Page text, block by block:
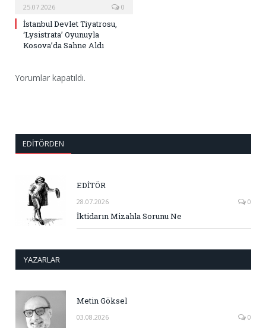
25.07.2026 0
İstanbul Devlet Tiyatrosu,
‘Lysistrata’ Oyunuyla
Kosova’da Sahne Aldı
Yorumlar kapatıldı.
EDITÖRDEN
EDİTÖR
28.07.2026 0
İktidarın Mizahla Sorunu Ne
YAZARLAR
Metin Göksel
03.08.2026 0